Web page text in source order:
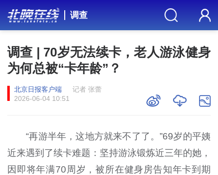
调查
调查 | 70岁无法续卡，老人游泳健身
为何总被“卡年龄”？
北京日报客户端
记者 张蕾
2026-06-04 10:51
“再游半年，这地方就来不了了。”69岁的平姨
近来遇到了续卡难题：坚持游泳锻炼近三年的她，
因即将年满70周岁，被所在健身房告知年卡到期